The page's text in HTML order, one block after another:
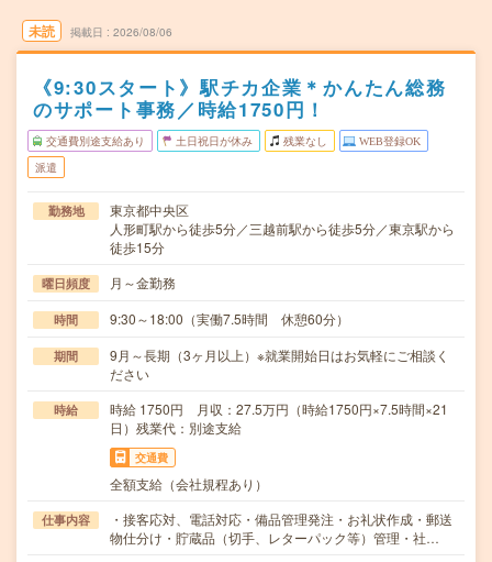
未読 掲載日 2026/08/06
《9:30スタート》駅チカ企業＊かんたん総務
のサポート事務／時給1750円！
交通費別途支給あり 土日祝日が休み 残業なし WEB登録OK
派遣
勤務地
東京都中央区
人形町駅から徒歩5分／三越前駅から徒歩5分／東京駅から
徒歩15分
曜日頻度 月～金勤務
時間 9:30～18:00（実働7.5時間 休憩60分）
期間
9月～長期（3ヶ月以上）※就業開始日はお気軽にご相談く
ださい
時給
時給 1750円 月収：27.5万円（時給1750円×7.5時間×21
日）残業代：別途支給
交通費
全額支給（会社規程あり）
仕事内容
・接客応対、電話対応・備品管理発注・お礼状作成・郵送
物仕分け・貯蔵品（切手、レターパック等）管理・社…